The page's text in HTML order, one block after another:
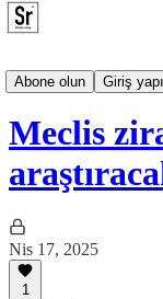
Abone olun
Giriş
Meclis
Meclis
Nis 17, 2025
1